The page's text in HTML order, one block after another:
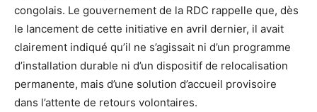
congolais. Le gouvernement de la RDC rappelle que, dès
le lancement de cette initiative en avril dernier, il avait
clairement indiqué qu’il ne s’agissait ni d’un programme
d’installation durable ni d’un dispositif de relocalisation
permanente, mais d’une solution d’accueil provisoire
dans l’attente de retours volontaires.